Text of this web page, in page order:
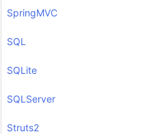
SpringMVC
SQL
SQLite
SQLServer
Struts2